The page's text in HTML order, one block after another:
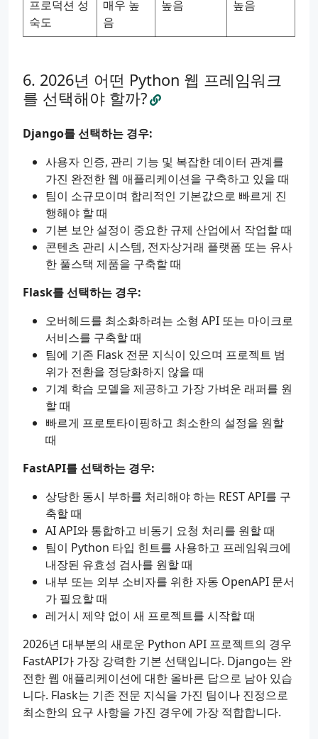
프로덕션 성
숙도
매우 높
음
높음 높음
2026년 어떤 Python 웹 프레임워크
를 선택해야 할까?
Django를 선택하는 경우:
사용자 인증, 관리 기능 및 복잡한 데이터 관계를
가진 완전한 웹 애플리케이션을 구축하고 있을 때
팀이 소규모이며 합리적인 기본값으로 빠르게 진
행해야 할 때
기본 보안 설정이 중요한 규제 산업에서 작업할 때
콘텐츠 관리 시스템, 전자상거래 플랫폼 또는 유사
한 풀스택 제품을 구축할 때
Flask를 선택하는 경우:
오버헤드를 최소화하려는 소형 API 또는 마이크로
서비스를 구축할 때
팀에 기존 Flask 전문 지식이 있으며 프로젝트 범
위가 전환을 정당화하지 않을 때
기계 학습 모델을 제공하고 가장 가벼운 래퍼를 원
할 때
빠르게 프로토타이핑하고 최소한의 설정을 원할
때
FastAPI를 선택하는 경우:
상당한 동시 부하를 처리해야 하는 REST API를 구
축할 때
AI API와 통합하고 비동기 요청 처리를 원할 때
팀이 Python 타입 힌트를 사용하고 프레임워크에
내장된 유효성 검사를 원할 때
내부 또는 외부 소비자를 위한 자동 OpenAPI 문서
가 필요할 때
레거시 제약 없이 새 프로젝트를 시작할 때
2026년 대부분의 새로운 Python API 프로젝트의 경우
FastAPI가 가장 강력한 기본 선택입니다. Django는 완
전한 웹 애플리케이션에 대한 올바른 답으로 남아 있습
니다. Flask는 기존 전문 지식을 가진 팀이나 진정으로
최소한의 요구 사항을 가진 경우에 가장 적합합니다.